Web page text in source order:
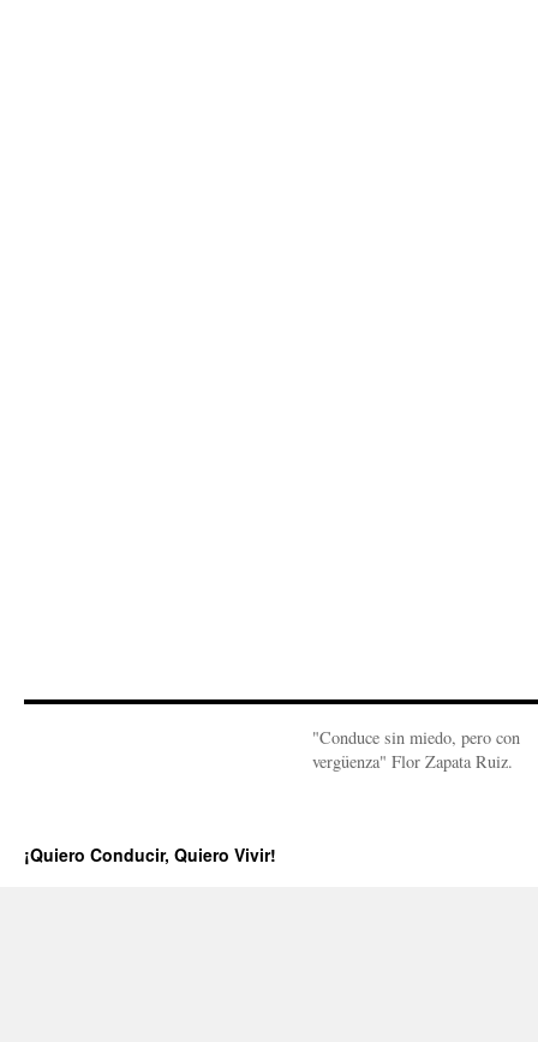
"Conduce sin miedo, pero con
vergüenza" Flor Zapata Ruiz.
¡Quiero Conducir, Quiero Vivir!